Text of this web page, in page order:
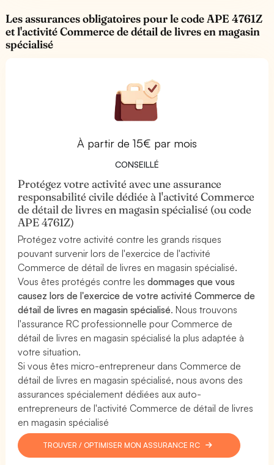
Les assurances obligatoires pour le code APE 4761Z
et l'activité Commerce de détail de livres en magasin
spécialisé
À partir de 15€ par mois
CONSEILLÉ
Protégez votre activité avec une assurance
responsabilité civile dédiée à l'activité Commerce
de détail de livres en magasin spécialisé (ou code
APE 4761Z)
Protégez votre activité contre les grands risques
pouvant survenir lors de l'exercice de l'activité
Commerce de détail de livres en magasin spécialisé.
Vous êtes protégés contre lesdommages que vous
causez lors de l'exercice de votre activité Commerce de
détail de livres en magasin spécialisé. Nous trouvons
l'assurance RC professionnelle pour Commerce de
détail de livres en magasin spécialisé la plus adaptée à
votre situation.
Si vous êtes micro-entrepreneur dans Commerce de
détail de livres en magasin spécialisé, nous avons des
assurances spécialement dédiées aux auto-
entrepreneurs de l'activité Commerce de détail de livres
en magasin spécialisé
TROUVER / OPTIMISER MON ASSURANCE RC